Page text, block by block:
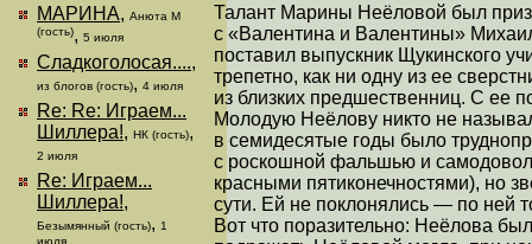
МАРИНА, Анюта М
(гость), 5 июля
Сладкоголосая....,
из блогов (гость), 4 июля
Re: Re: Играем...
Шиллера!, НК (гость),
2 июля
Re: Играем...
Шиллера!,
Безымянный (гость), 1
Талант Марины Неёловой был
с «Валентина и Валентины»
поставил выпускник Щукинского
трепетно, как ни одну из ее
из близких предшественниц. С ее
Молодую Неёлову никто не
в семидесятые годы было
с роскошной фальшью и
красными пятиконечностями), но
сути. Ей не поклонялись — по ней
Вот что поразительно: Неёлова